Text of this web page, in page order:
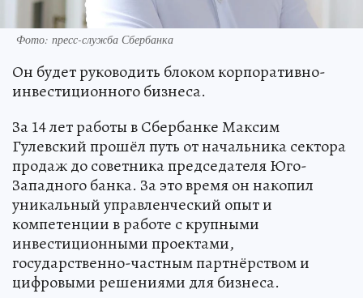
Фото: пресс-служба Сбербанка
Он будет руководить блоком корпоративно-
инвестиционного бизнеса.
За 14 лет работы в Сбербанке Максим
Гулевский прошёл путь от начальника сектора
продаж до советника председателя Юго-
Западного банка. За это время он накопил
уникальный управленческий опыт и
компетенции в работе с крупными
инвестиционными проектами,
государственно-частным партнёрством и
цифровыми решениями для бизнеса.